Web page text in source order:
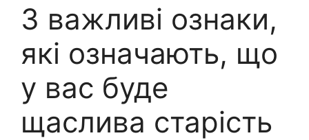
3 важливі ознаки,
які означають, що
у вас буде
щаслива старість